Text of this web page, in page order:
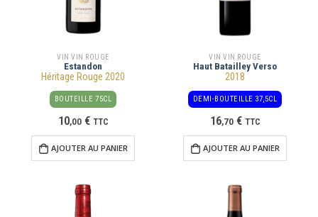
VIN VIN ROUGE
Estandon
Héritage Rouge 2020
BOUTEILLE 75CL
10,00 € TTC
AJOUTER AU PANIER
VIN VIN ROUGE
Haut Batailley Verso
2018
DEMI-BOUTEILLE 37,5CL
16,70 € TTC
AJOUTER AU PANIER